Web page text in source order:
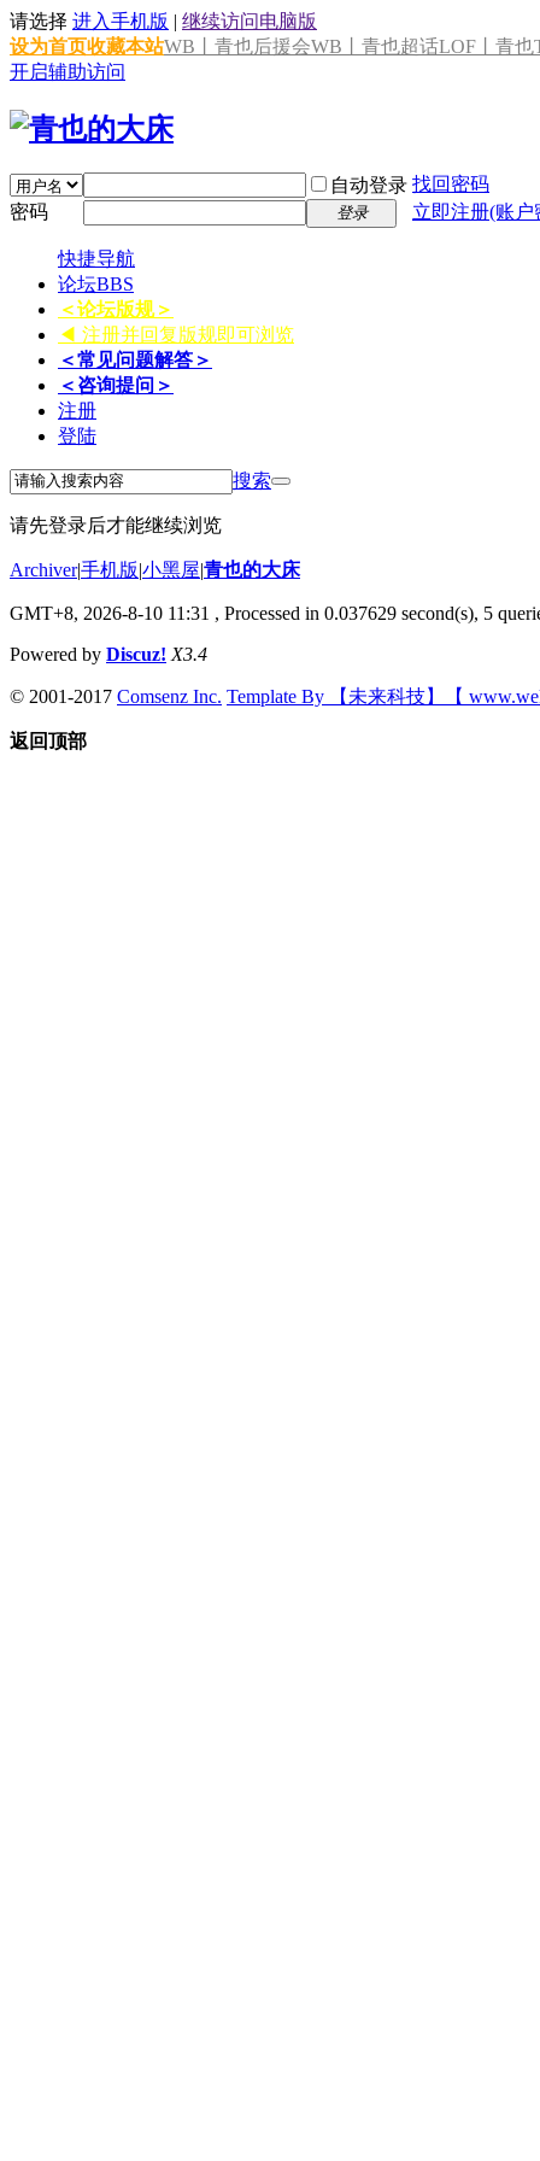
请选择 进入手机版 | 继续访问电脑版
设为首页收藏本站WB丨青也后援会WB丨青也超话LOF丨青也
开启辅助访问
自动登录 找回密码
密码
登录 立即注册(账
快捷导航
论坛BBS
＜论坛版规＞
◀ 注册并回复版规即可浏览
＜常见问题解答＞
＜咨询提问＞
注册
登陆
搜索
请先登录后才能继续浏览
Archiver|手机版|小黑屋|青也的大床
GMT+8, 2026-8-10 11:31 , Processed in 0.037629 second(s), 5
Powered by Discuz! X3.4
© 2001-2017 Comsenz Inc. Template By 【未来科技】【
返回顶部